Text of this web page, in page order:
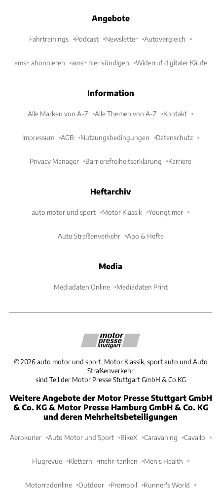
Angebote
Fahrtrainings Podcast Newsletter Autovergleich
ams+ abonnieren ams+ hier kündigen Widerruf digitaler Käufe
Information
Alle Marken von A-Z Alle Themen von A-Z Kontakt
Impressum AGB Nutzungsbedingungen Datenschutz
Privacy Manager Barrierefreiheitserklärung Karriere
Heftarchiv
auto motor und sport Motor Klassik Youngtimer
Auto Straßenverkehr Abo & Hefte
Media
Mediadaten Online Mediadaten Print
©2026 auto motor und sport, Motor Klassik, sport auto und Auto
Straßenverkehr
sind Teil der Motor Presse Stuttgart GmbH & Co.KG
Weitere Angebote der Motor Presse Stuttgart GmbH
& Co. KG & Motor Presse Hamburg GmbH & Co. KG
und deren Mehrheitsbeteiligungen
Aerokurier Auto Motor und Sport BikeX Caravaning Cavallo
Flugrevue Klettern mehr-tanken Men's Health
Motorradonline Outdoor Promobil Runner's World